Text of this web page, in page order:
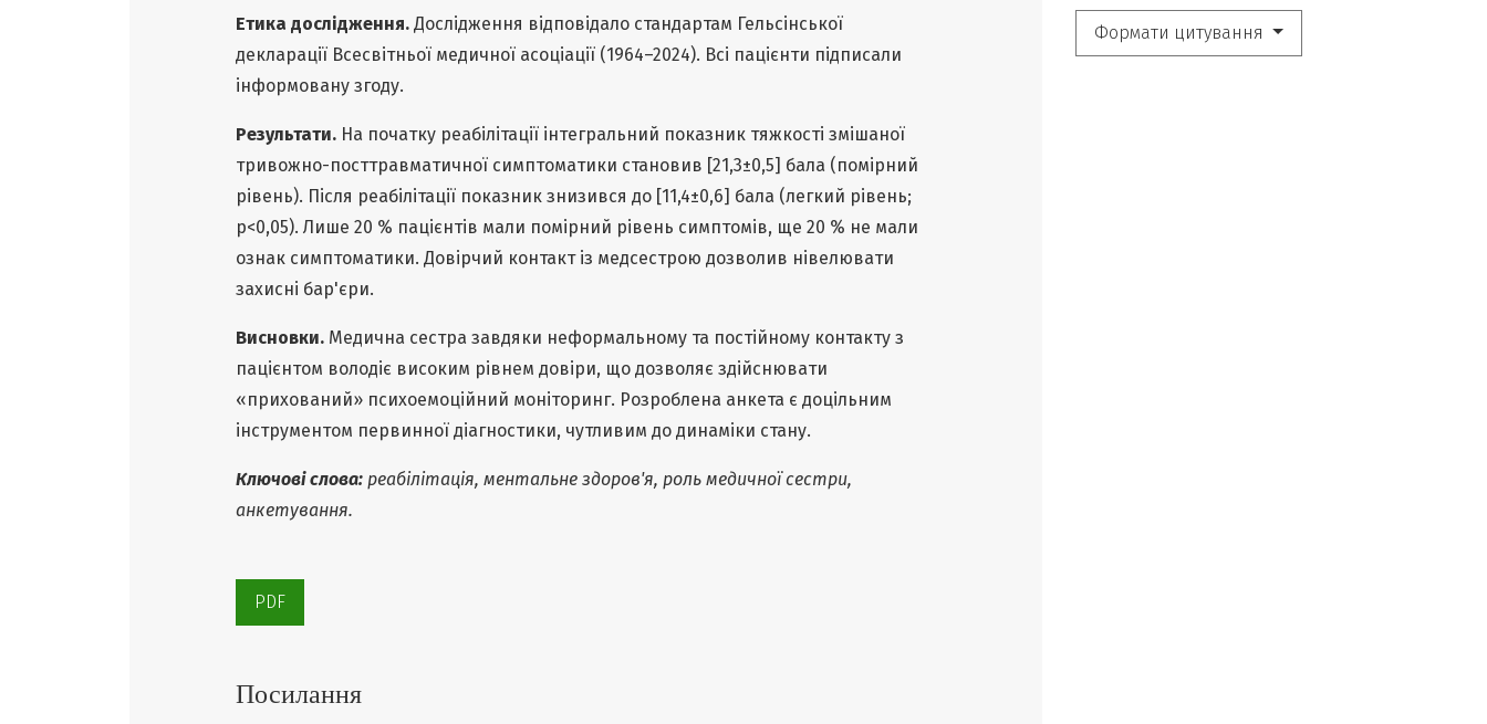
Формати цитування
Етика дослідження. Дослідження відповідало стандартам Гельсінської
декларації Всесвітньої медичної асоціації (1964–2024). Всі пацієнти підписали
інформовану згоду.
Результати. На початку реабілітації інтегральний показник тяжкості змішаної
тривожно-посттравматичної симптоматики становив [21,3±0,5] бала (помірний
рівень). Після реабілітації показник знизився до [11,4±0,6] бала (легкий рівень;
p<0,05). Лише 20 % пацієнтів мали помірний рівень симптомів, ще 20 % не мали
ознак симптоматики. Довірчий контакт із медсестрою дозволив нівелювати
захисні бар'єри.
Висновки. Медична сестра завдяки неформальному та постійному контакту з
пацієнтом володіє високим рівнем довіри, що дозволяє здійснювати
«прихований» психоемоційний моніторинг. Розроблена анкета є доцільним
інструментом первинної діагностики, чутливим до динаміки стану.
Ключові слова: реабілітація, ментальне здоров'я, роль медичної сестри,
анкетування.
PDF
Посилання